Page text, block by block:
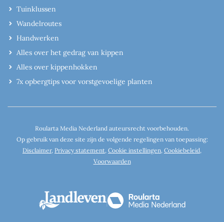
Tuinklussen
Wandelroutes
Handwerken
Alles over het gedrag van kippen
Alles over kippenhokken
7x opbergtips voor vorstgevoelige planten
Roularta Media Nederland auteursrecht voorbehouden.
Op gebruik van deze site zijn de volgende regelingen van toepassing:
Disclaimer, Privacy statement, Cookie instellingen, Cookiebeleid,
Voorwaarden